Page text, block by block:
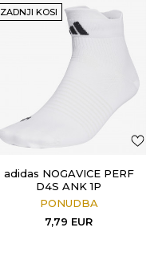
ZADNJI KOSI
adidas NOGAVICE PERF
D4S ANK 1P
PONUDBA
7,79 EUR